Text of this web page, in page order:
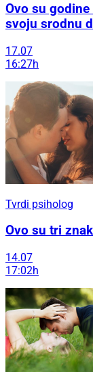
Ovo su
svoju srodnu
17.07
16:27h
Tvrdi psiholog
Ovo su tri
14.07
17:02h